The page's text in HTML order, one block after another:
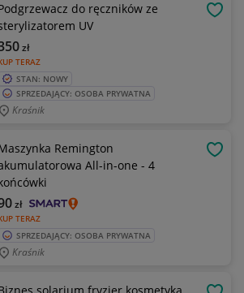
do ręczników ze
UV
TERAZ
zł
STAN: NOWY
SPRZEDAJĄCY: OSOBA PRYWATNA
Kraśnik
Remington
All-in-one - 4
TERAZ
zł
SPRZEDAJĄCY: OSOBA PRYWATNA
Kraśnik